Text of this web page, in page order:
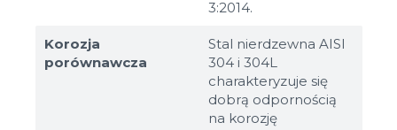
3:2014.
Korozja
porównawcza
Stal nierdzewna AISI
304 i 304L
charakteryzuje się
dobrą odpornością
na korozję